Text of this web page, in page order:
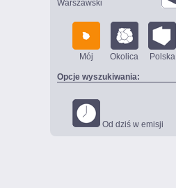
Warszawski
Mój Okolica Polska
Opcje wyszukiwania:
Od dziś w emisji